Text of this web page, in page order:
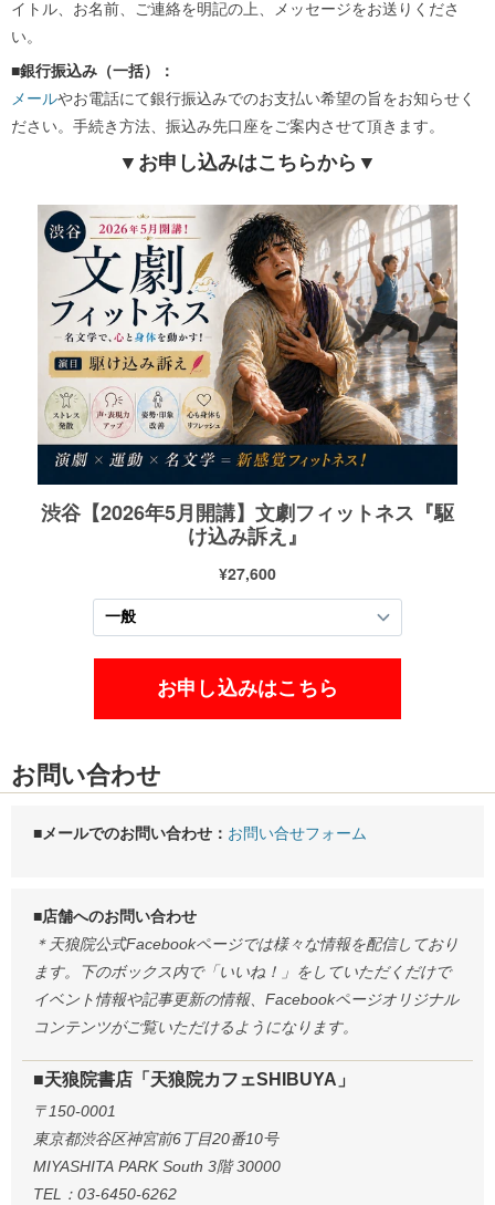
イトル、お名前、ご連絡を明記の上、メッセージをお送りくださ
い。
■銀行振込み（一括）：
メールやお電話にて銀行振込みでのお支払い希望の旨をお知らせく
ださい。手続き方法、振込み先口座をご案内させて頂きます。
▼お申し込みはこちらから▼
お問い合わせ
■メールでのお問い合わせ： お問い合せフォーム
■店舗へのお問い合わせ
＊天狼院公式Facebookページでは様々な情報を配信しており
ます。下のボックス内で「いいね！」をしていただくだけで
イベント情報や記事更新の情報、Facebookページオリジナル
コンテンツがご覧いただけるようになります。
■天狼院書店「天狼院カフェSHIBUYA」
〒150-0001
東京都渋谷区神宮前6丁目20番10号
MIYASHITA PARK South 3階 30000
TEL：03-6450-6262